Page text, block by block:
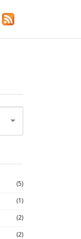
(5)
(1)
(2)
(2)